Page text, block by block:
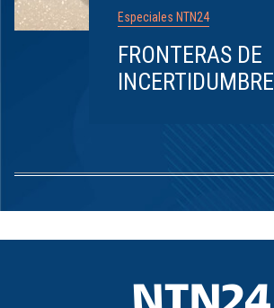
Especiales NTN24
FRONTERAS DE
INCERTIDUMBRE
1
8